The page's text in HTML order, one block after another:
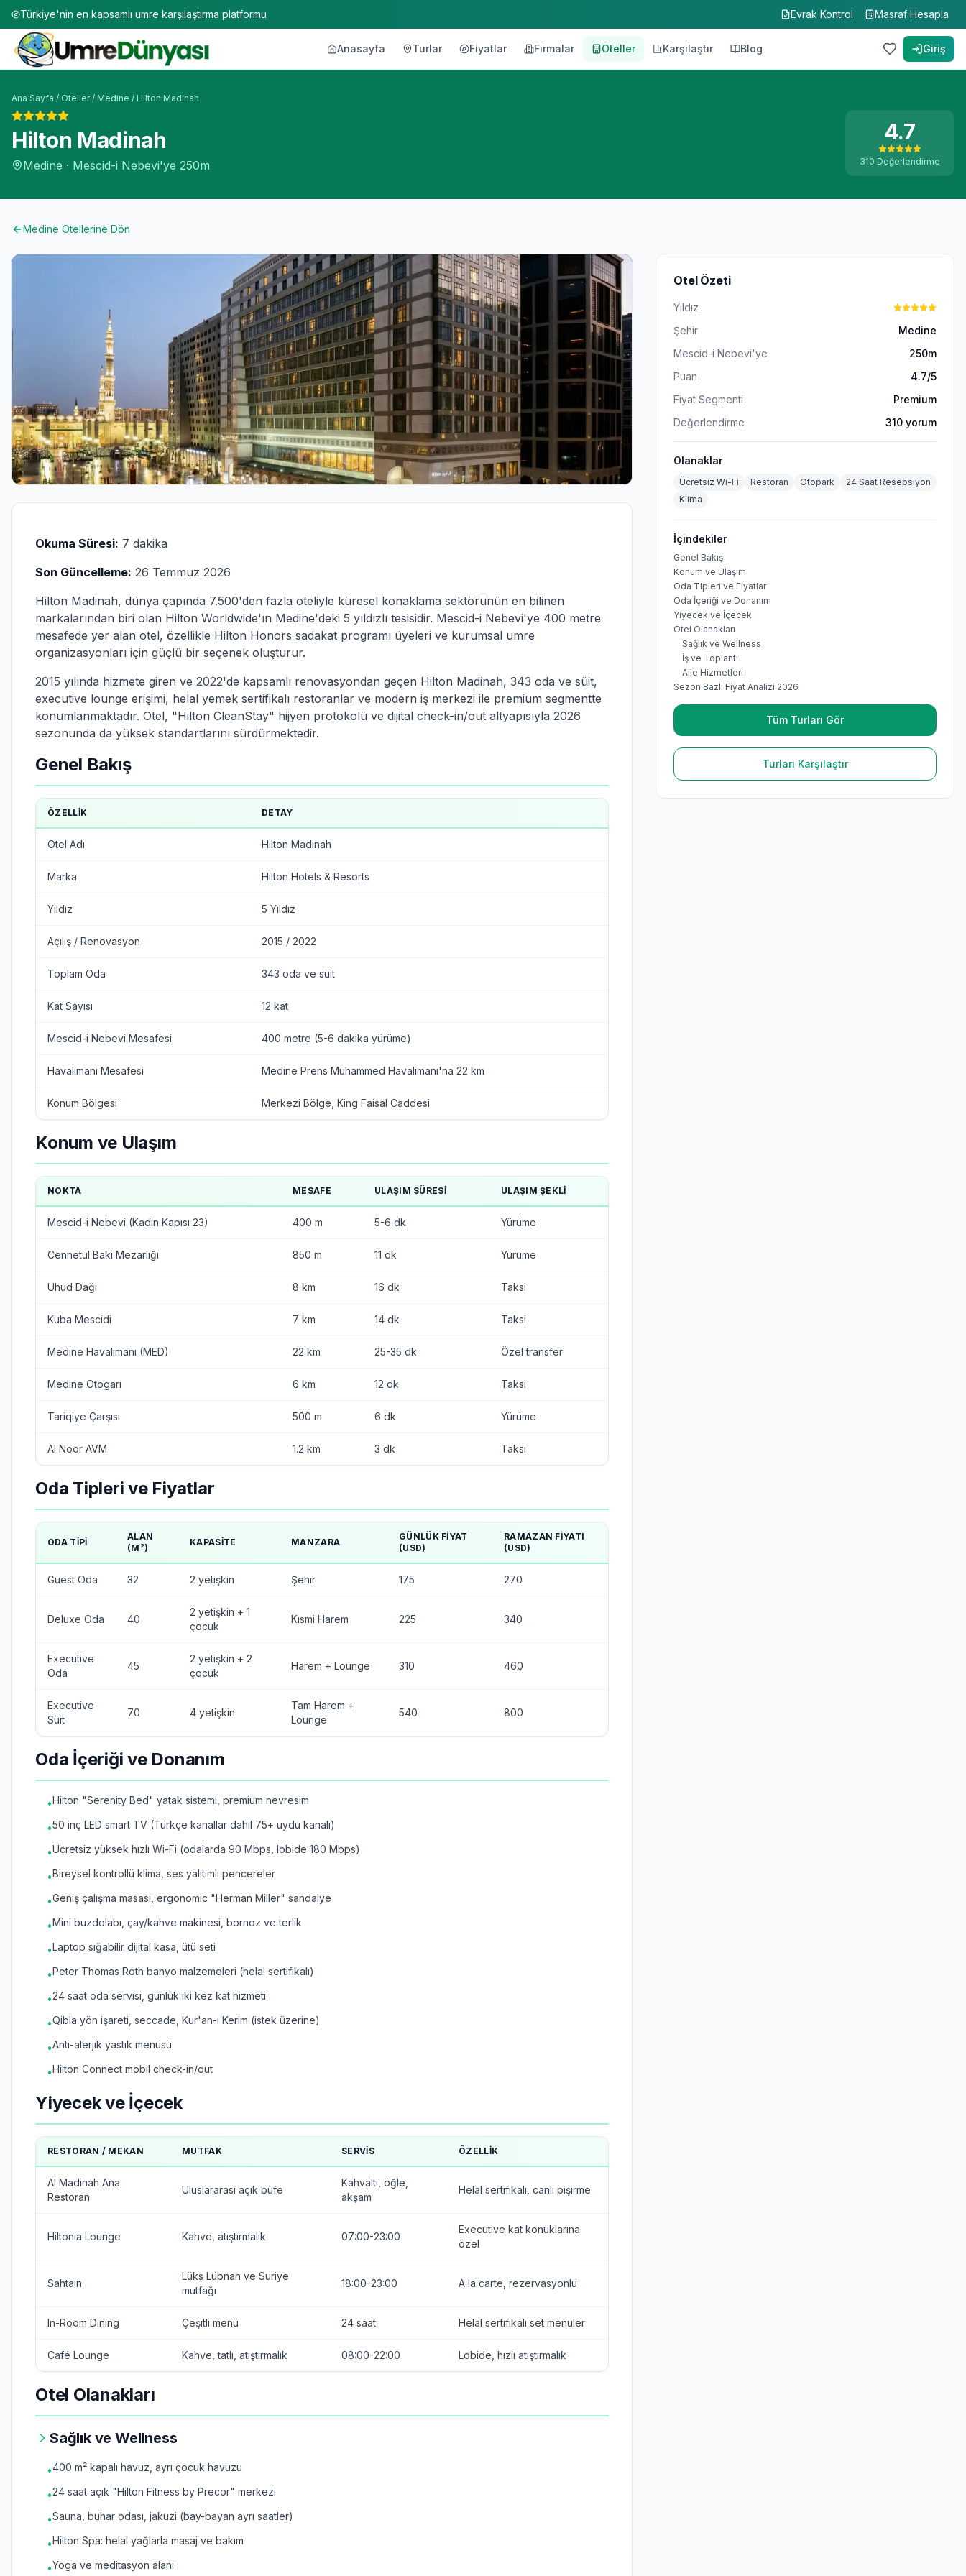
Türkiye'nin en kapsamlı umre karşılaştırma platformu Evrak Kontrol Masraf Hesapla
Anasayfa Turlar Fiyatlar Firmalar Oteller Karşılaştır Blog Giriş
Ana Sayfa / Oteller/ Medine / Hilton Madinah
Hilton Madinah
Medine · Mescid-i Nebevi'ye 250m
4.7
310 Değerlendirme
Medine Otellerine Dön
Okuma Süresi: 7 dakika
Son Güncelleme: 26 Temmuz 2026
Hilton Madinah, dünya çapında 7.500'den fazla oteliyle küresel konaklama sektörünün en bilinen
markalarından biri olan Hilton Worldwide'ın Medine'deki 5 yıldızlı tesisidir. Mescid-i Nebevi'ye 400 metre
mesafede yer alan otel, özellikle Hilton Honors sadakat programı üyeleri ve kurumsal umre
organizasyonları için güçlü bir seçenek oluşturur.
2015 yılında hizmete giren ve 2022'de kapsamlı renovasyondan geçen Hilton Madinah, 343 oda ve süit,
executive lounge erişimi, helal yemek sertifikalı restoranlar ve modern iş merkezi ile premium segmentte
konumlanmaktadır. Otel, "Hilton CleanStay" hijyen protokolü ve dijital check-in/out altyapısıyla 2026
sezonunda da yüksek standartlarını sürdürmektedir.
Genel Bakış
ÖZELLIK DETAY
Otel Adı Hilton Madinah
Marka Hilton Hotels & Resorts
Yıldız 5 Yıldız
Açılış / Renovasyon 2015 / 2022
Toplam Oda 343 oda ve süit
Kat Sayısı 12 kat
Mescid-i Nebevi Mesafesi 400 metre (5-6 dakika yürüme)
Havalimanı Mesafesi Medine Prens Muhammed Havalimanı'na 22 km
Konum Bölgesi Merkezi Bölge, King Faisal Caddesi
Konum ve Ulaşım
NOKTA MESAFE ULAŞIM SÜRESI ULAŞIM ŞEKLI
Mescid-i Nebevi (Kadın Kapısı 23) 400 m 5-6 dk Yürüme
Cennetül Baki Mezarlığı 850 m 11 dk Yürüme
Uhud Dağı 8 km 16 dk Taksi
Kuba Mescidi 7 km 14 dk Taksi
Medine Havalimanı (MED) 22 km 25-35 dk Özel transfer
Medine Otogarı 6 km 12 dk Taksi
Tariqiye Çarşısı 500 m 6 dk Yürüme
Al Noor AVM 1.2 km 3 dk Taksi
Oda Tipleri ve Fiyatlar
ODA TIPI
ALAN
(M²)
KAPASITE MANZARA
GÜNLÜK FIYAT
(USD)
RAMAZAN FIYATI
(USD)
Guest Oda 32 2 yetişkin Şehir 175 270
Deluxe Oda 40
2 yetişkin + 1
çocuk
Kısmi Harem 225 340
Executive
Oda
45
2 yetişkin + 2
çocuk
Harem + Lounge 310 460
Executive
Süit
70 4 yetişkin
Tam Harem +
Lounge
540 800
Oda İçeriği ve Donanım
•Hilton "Serenity Bed" yatak sistemi, premium nevresim
•50 inç LED smart TV (Türkçe kanallar dahil 75+ uydu kanalı)
•Ücretsiz yüksek hızlı Wi-Fi (odalarda 90 Mbps, lobide 180 Mbps)
•Bireysel kontrollü klima, ses yalıtımlı pencereler
•Geniş çalışma masası, ergonomic "Herman Miller" sandalye
•Mini buzdolabı, çay/kahve makinesi, bornoz ve terlik
•Laptop sığabilir dijital kasa, ütü seti
•Peter Thomas Roth banyo malzemeleri (helal sertifikalı)
•24 saat oda servisi, günlük iki kez kat hizmeti
•Qibla yön işareti, seccade, Kur'an-ı Kerim (istek üzerine)
•Anti-alerjik yastık menüsü
•Hilton Connect mobil check-in/out
Yiyecek ve İçecek
RESTORAN / MEKAN MUTFAK SERVIS ÖZELLIK
Al Madinah Ana
Restoran
Uluslararası açık büfe
Kahvaltı, öğle,
akşam
Helal sertifikalı, canlı pişirme
Hiltonia Lounge Kahve, atıştırmalık 07:00-23:00
Executive kat konuklarına
özel
Sahtain
Lüks Lübnan ve Suriye
mutfağı
18:00-23:00 A la carte, rezervasyonlu
In-Room Dining Çeşitli menü 24 saat Helal sertifikalı set menüler
Café Lounge Kahve, tatlı, atıştırmalık 08:00-22:00 Lobide, hızlı atıştırmalık
Otel Olanakları
Sağlık ve Wellness
•400 m² kapalı havuz, ayrı çocuk havuzu
•24 saat açık "Hilton Fitness by Precor" merkezi
•Sauna, buhar odası, jakuzi (bay-bayan ayrı saatler)
•Hilton Spa: helal yağlarla masaj ve bakım
•Yoga ve meditasyon alanı
Otel Özeti
Yıldız
Şehir
Medine
Mescid-i Nebevi'ye
250m
Puan
4.7/5
Fiyat Segmenti
Premium
Değerlendirme
310 yorum
Olanaklar
Ücretsiz Wi-Fi Restoran Otopark
24 Saat Resepsiyon
Klima
İçindekiler
Genel Bakış
Konum ve Ulaşım
Oda Tipleri ve Fiyatlar
Oda İçeriği ve Donanım
Yiyecek ve İçecek
Otel Olanakları
Sağlık ve Wellness
İş ve Toplantı
Aile Hizmetleri
Sezon Bazlı Fiyat Analizi 2026
Tüm Turları Gör
Turları Karşılaştır